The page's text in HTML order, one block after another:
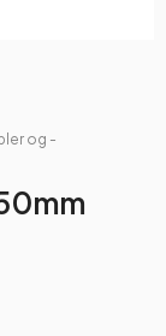
og -